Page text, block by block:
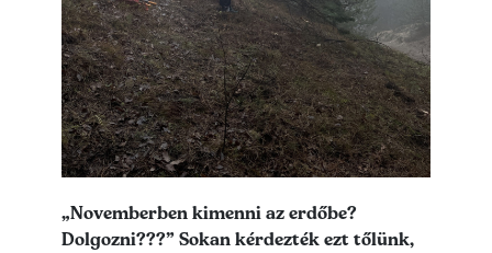
Lead szöveg
„Novemberben kimenni az erdőbe?
Dolgozni???” Sokan kérdezték ezt tőlünk,